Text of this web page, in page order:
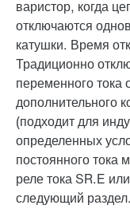
варистор, когда
отключаются
катушки. Время
Традиционно
переменного
дополнительного
(подходит для
определенных
постоянного тока
реле тока SR.E
следующий раздел.